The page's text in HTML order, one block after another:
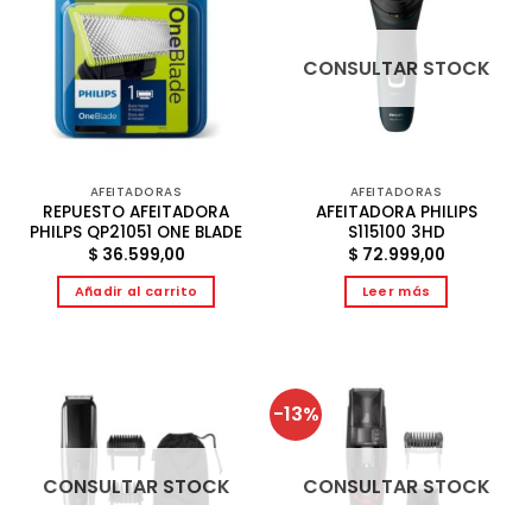
AFEITADORAS
REPUESTO AFEITADORA
PHILPS QP21051 ONE BLADE
$ 36.599,00
Añadir al carrito
CONSULTAR STOCK
AFEITADORAS
AFEITADORA PHILIPS
S115100 3HD
$ 72.999,00
Leer más
CONSULTAR STOCK
-13%
CONSULTAR STOCK